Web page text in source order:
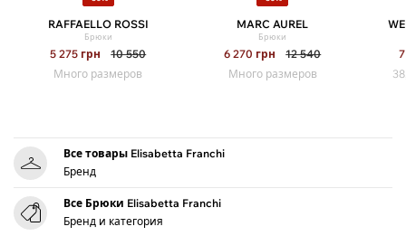
RAFFAELLO ROSSI
Брюки
5 275 грн
10 550
Много размеров
MARC AUREL
Брюки
6 270 грн
12 540
Много размеров
Все товары Elisabetta Franchi
Бренд
Все Брюки Elisabetta Franchi
Бренд и категория